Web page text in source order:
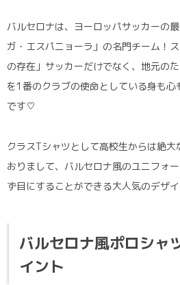
バルセロナは、ヨーロッパサッカーの
ガ・エスパニョーラ」の名門チーム！
の存在」サッカーだけでなく、地元の
を1番のクラブの使命としている身も
です♡
クラスTシャツとして高校生からは絶
おりまして、バルセロナ風のユニフォ
ず目にすることができる大人気のデザ
バルセロナ風ポロシャ
イント